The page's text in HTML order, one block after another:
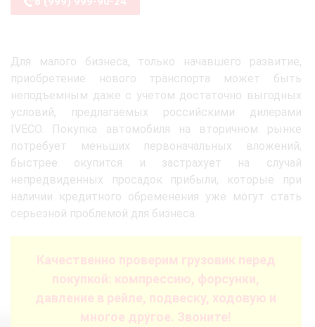
Для малого бизнеса, только начавшего развитие,
приобретение нового транспорта может быть
неподъемным даже с учетом достаточно выгодных
условий, предлагаемых российскими дилерами
IVECO. Покупка автомобиля на вторичном рынке
потребует меньших первоначальных вложений,
быстрее окупится и застрахует на случай
непредвиденных просадок прибыли, которые при
наличии кредитного обременения уже могут стать
серьезной проблемой для бизнеса.
Качественно проверим грузовик перед
покупкой: компрессию, форсунки,
давление в рейле, подвеску, ходовую и
многое другое. Звоните!